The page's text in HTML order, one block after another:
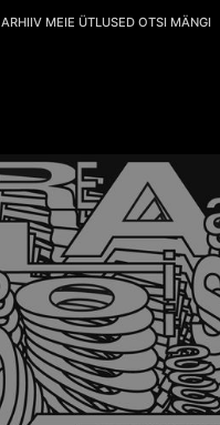
ARHIIV MEIE ÜTLUSED OTSI MÄNGI